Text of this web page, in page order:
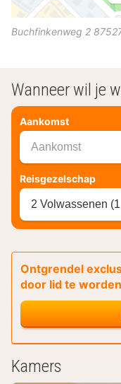
Buchfinkenweg 2
Wanneer wil je
Aankomst
Aankomst
Reisgezelschap
2 Volwassenen
Ontgrendel
door lid te worden
Kamers